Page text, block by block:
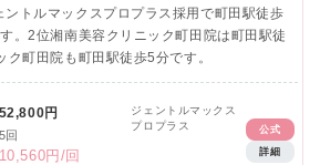
ントルマックスプロプラス採用で町田駅徒歩
。2位湘南美容クリニック町田院は町田駅徒
町田院も町田駅徒歩5分です。
52,800円
5回
10,560円/回
ジェントルマックス
プロプラス
公式
詳細